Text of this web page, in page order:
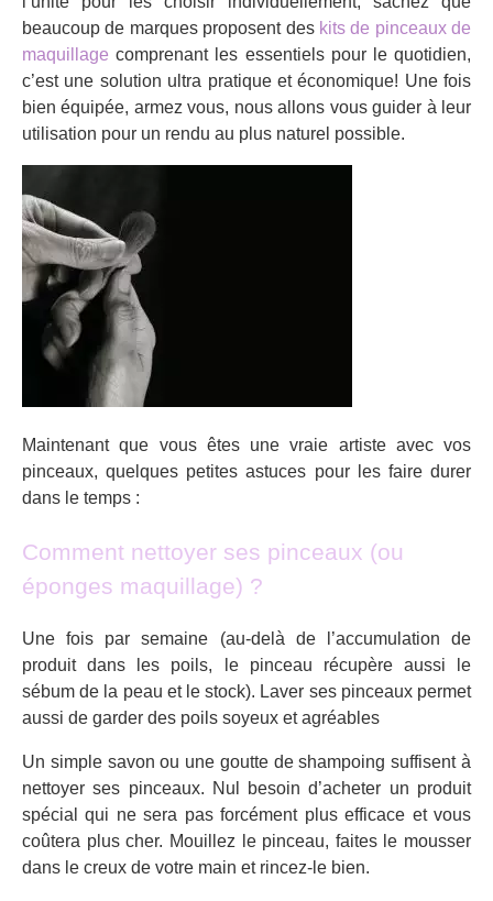
beaucoup de marques proposent des kits de pinceaux de
maquillage comprenant les essentiels pour le quotidien,
c’est une solution ultra pratique et économique! Une fois
bien équipée, armez vous, nous allons vous guider à leur
utilisation pour un rendu au plus naturel possible.
Maintenant que vous êtes une vraie artiste avec vos
pinceaux, quelques petites astuces pour les faire durer
dans le temps :
Comment nettoyer ses pinceaux (ou
éponges maquillage) ?
Une fois par semaine (au-delà de l’accumulation de
produit dans les poils, le pinceau récupère aussi le
sébum de la peau et le stock). Laver ses pinceaux permet
aussi de garder des poils soyeux et agréables
Un simple savon ou une goutte de shampoing suffisent à
nettoyer ses pinceaux. Nul besoin d’acheter un produit
spécial qui ne sera pas forcément plus efficace et vous
coûtera plus cher. Mouillez le pinceau, faites le mousser
dans le creux de votre main et rincez-le bien.